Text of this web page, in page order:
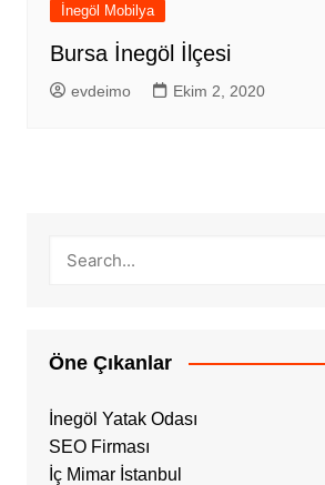
İnegöl Mobilya
Bursa İnegöl İlçesi
evdeimo Ekim 2, 2020
Öne Çıkanlar
İnegöl Yatak Odası
SEO Firması
İç Mimar İstanbul